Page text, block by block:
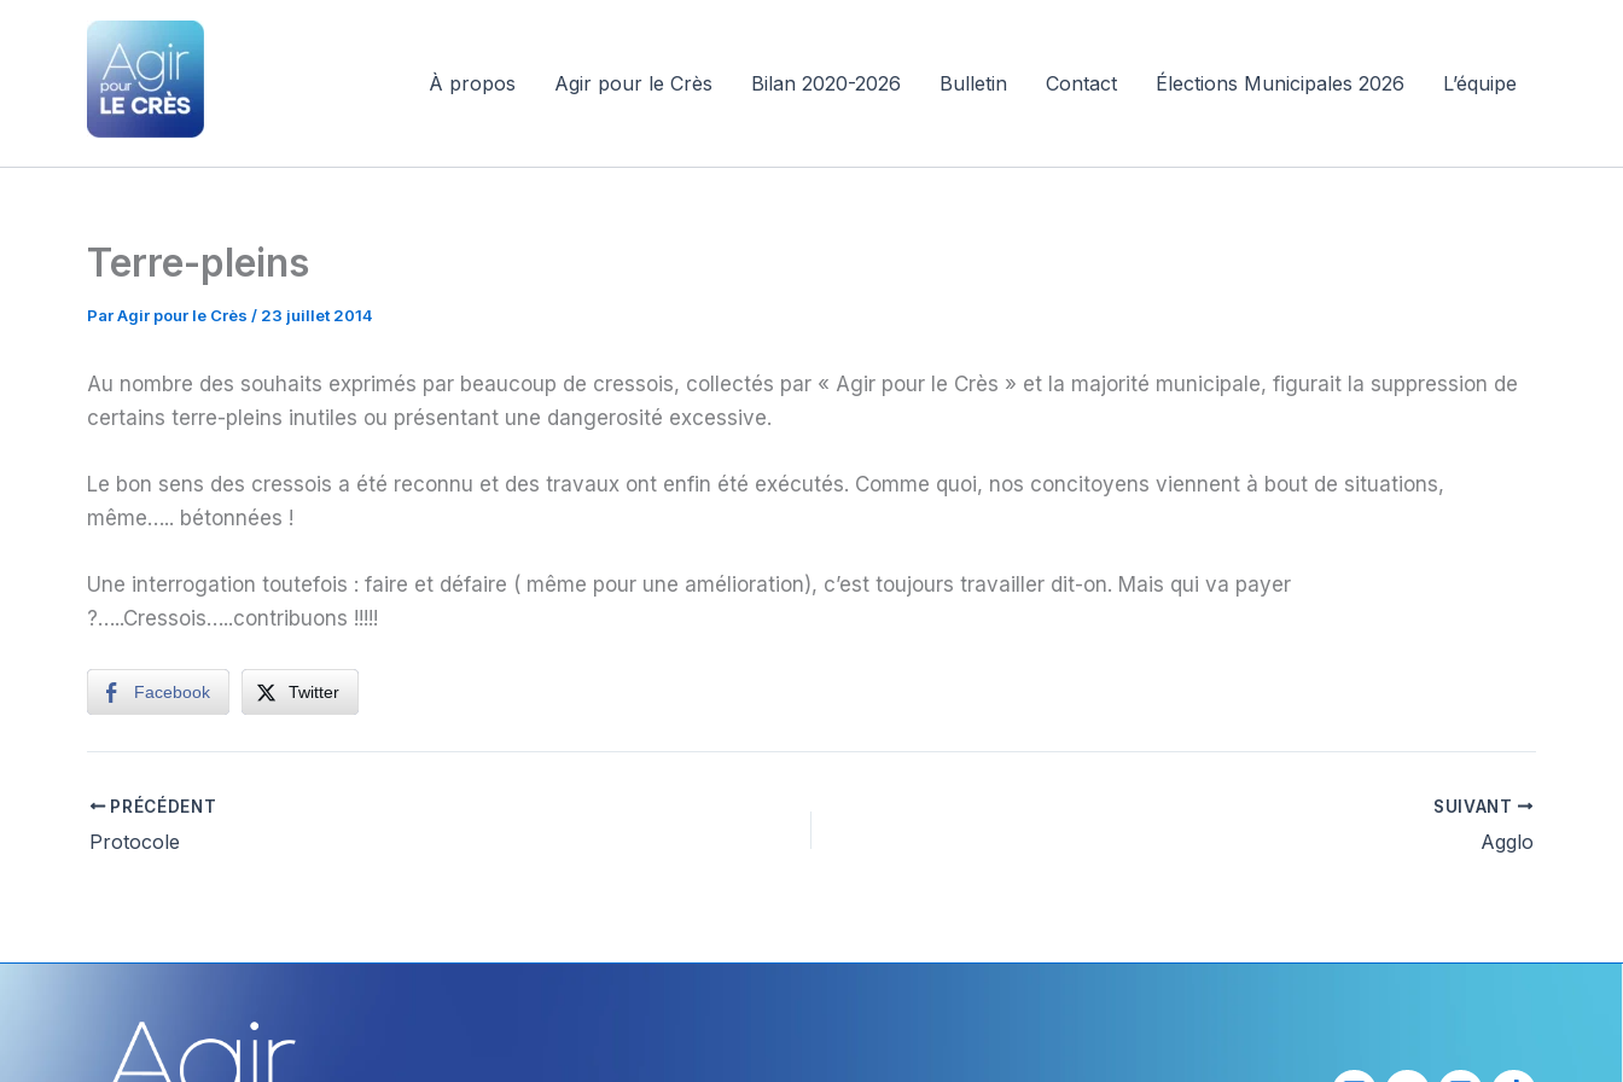
À propos Agir pour le Crès Bilan 2020-2026 Bulletin Contact Élections Municipales 2026 L’équipe
Terre-pleins
ParAgir pour le Crès / 23 juillet 2014
Au nombre des souhaits exprimés par beaucoup de cressois, collectés par « Agir pour le Crès » et la majorité municipale, figurait la suppression de
certains terre-pleins inutiles ou présentant une dangerosité excessive.
Le bon sens des cressois a été reconnu et des travaux ont enfin été exécutés. Comme quoi, nos concitoyens viennent à bout de situations,
même….. bétonnées !
Une interrogation toutefois : faire et défaire ( même pour une amélioration), c’est toujours travailler dit-on. Mais qui va payer
?…..Cressois…..contribuons !!!!!
Facebook Twitter
PRÉCÉDENT
Protocole
SUIVANT
Agglo